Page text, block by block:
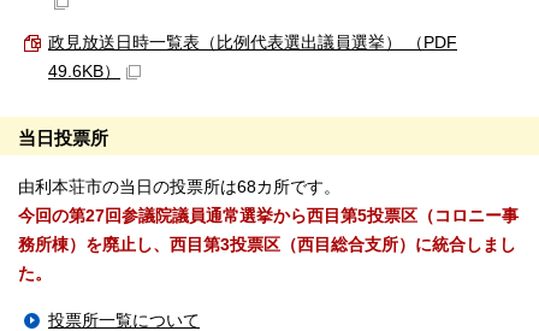
政見放送日時一覧表（比例代表選出議員選挙） （PDF
49.6KB）
当日投票所
由利本荘市の当日の投票所は68カ所です。
今回の第27回参議院議員通常選挙から西目第5投票区（コロニー事
務所棟）を廃止し、西目第3投票区（西目総合支所）に統合しまし
た。
投票所一覧について